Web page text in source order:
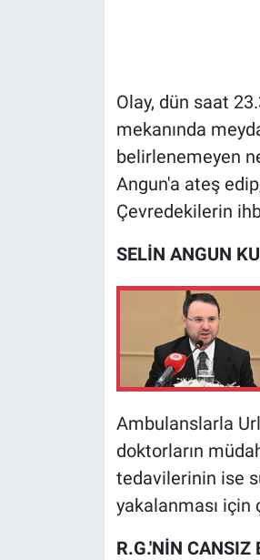
Olay, dün saat
mekanında
belirlenemeyen
Angun'a ateş
Çevredekilerin
SELİN ANGUN
Ambulanslarla
doktorların
tedavilerinin ise
yakalanması için
R.G.'NİN CANSIZ
Programlar